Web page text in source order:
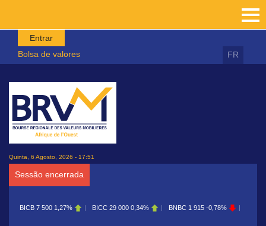
Passar para o conteúdo principal
Entrar
Bolsa de valores
FR
Quinta, 6 Agosto, 2026 - 17:51
Sessão encerrada
BICC 29 000 0,34% BNBC 1 915 -0,78% BOAB 8 700 0,11%